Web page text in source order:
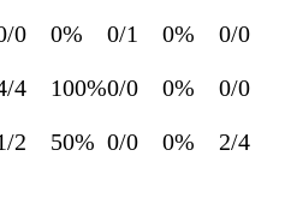
0 0% 0/1 0% 0/0
4 100%0/0 0% 0/0
2 50% 0/0 0% 2/4